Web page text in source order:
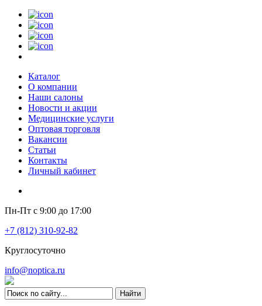
Каталог
О компании
Наши салоны
Новости и акции
Медицинские услуги
Оптовая торговля
Вакансии
Статьи
Контакты
Личный кабинет
Пн-Пт с 9:00 до 17:00
+7 (812) 310-92-82
Круглосуточно
info@noptica.ru